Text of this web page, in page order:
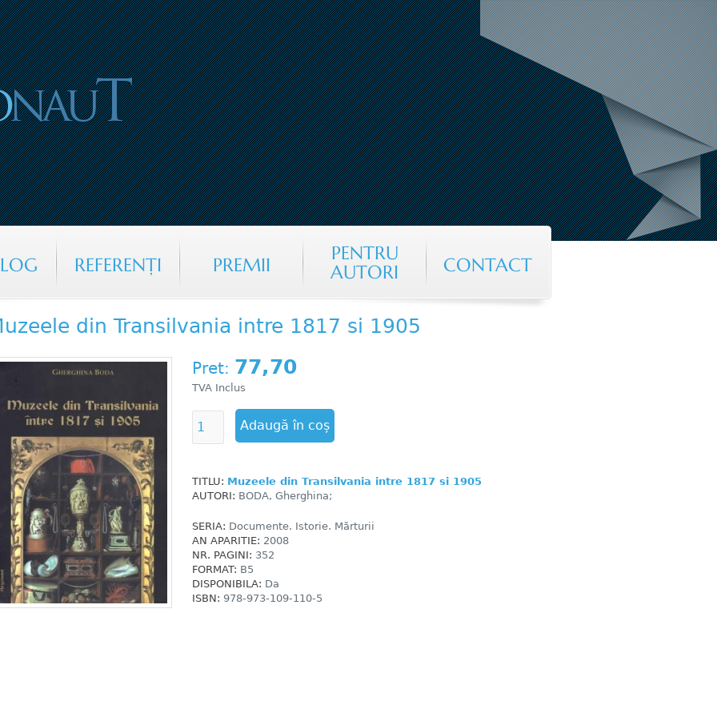
Jump to navigation
REFERENŢI PREMII
PENTRU
AUTORI
CONTACT
din Transilvania intre 1817 si 1905
Pret: 77,70
TVA Inclus
TITLU: Muzeele din Transilvania intre 1817 si 1905
AUTORI: BODA, Gherghina;
SERIA: Documente. Istorie. Mărturii
AN APARITIE: 2008
NR. PAGINI: 352
FORMAT: B5
DISPONIBILA: Da
ISBN: 978-973-109-110-5